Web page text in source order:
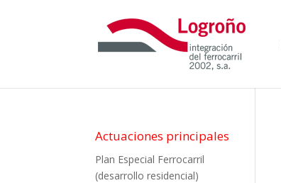
Actuaciones principales
Plan Especial Ferrocarril
(desarrollo residencial)